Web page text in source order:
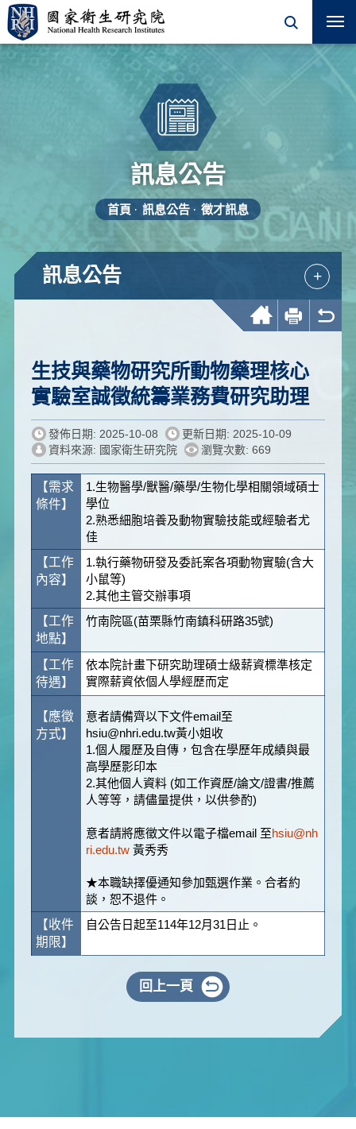
訊息公告
首頁 訊息公告 徵才訊息
訊息公告 +
友善列印 回上一頁
生技與藥物研究所動物藥理核心
實驗室誠徵統籌業務費研究助理
發佈日期: 2025-10-08
更新日期: 2025-10-09
資料來源: 國家衛生研究院
瀏覽次數: 669
【需求
條件】
1.生物醫學/獸醫/藥學/生物化學相關領域碩士
學位
2.熟悉細胞培養及動物實驗技能或經驗者尤
佳
【工作
內容】
1.執行藥物研發及委託案各項動物實驗(含大
小鼠等)
2.其他主管交辦事項
【工作
地點】
竹南院區(苗栗縣竹南鎮科研路35號)
【工作
待遇】
依本院計畫下研究助理碩士級薪資標準核定
實際薪資依個人學經歷而定
【應徵
方式】
意者請備齊以下文件email至
hsiu@nhri.edu.tw黃小姐收
1.個人履歷及自傳，包含在學歷年成績與最
高學歷影印本
2.其他個人資料 (如工作資歷/論文/證書/推薦
人等等，請儘量提供，以供參酌)
意者請將應徵文件以電子檔email 至hsiu@nh
ri.edu.tw黃秀秀
★本職缺擇優通知參加甄選作業。合者約
談，恕不退件。
【收件
期限】
自公告日起至114年12月31日止。
回上一頁